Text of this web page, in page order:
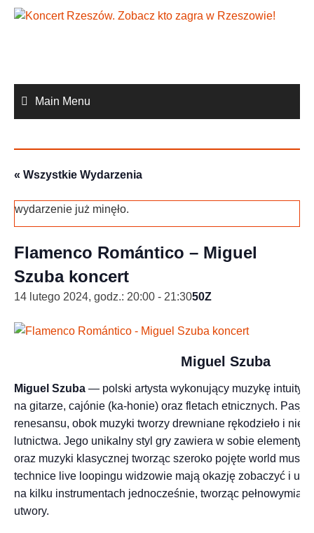
Skip
Main Menu
« Wszystkie Wydarzenia
wydarzenie już minęło.
Flamenco Romántico – Miguel
Szuba koncert
14 lutego 2024, godz.: 20:00 - 21:3050Z
Miguel Szuba
Miguel Szuba — polski artysta wykonujący muzykę
na gitarze, cajónie (ka-honie) oraz fletach etnicznych.
renesansu, obok muzyki tworzy drewniane rękodzieło i
lutnictwa. Jego unikalny styl gry zawiera w sobie elementy
oraz muzyki klasycznej tworząc szeroko pojęte world
technice live loopingu widzowie mają okazję zobaczyć i
na kilku instrumentach jednocześnie, tworząc
utwory.